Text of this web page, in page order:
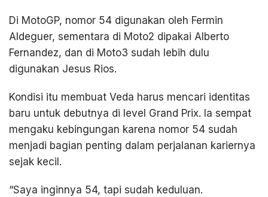
Di MotoGP, nomor 54 digunakan oleh Fermin
Aldeguer, sementara di Moto2 dipakai Alberto
Fernandez, dan di Moto3 sudah lebih dulu
digunakan Jesus Rios.
Kondisi itu membuat Veda harus mencari identitas
baru untuk debutnya di level Grand Prix. Ia sempat
mengaku kebingungan karena nomor 54 sudah
menjadi bagian penting dalam perjalanan kariernya
sejak kecil.
“Saya inginnya 54, tapi sudah keduluan.